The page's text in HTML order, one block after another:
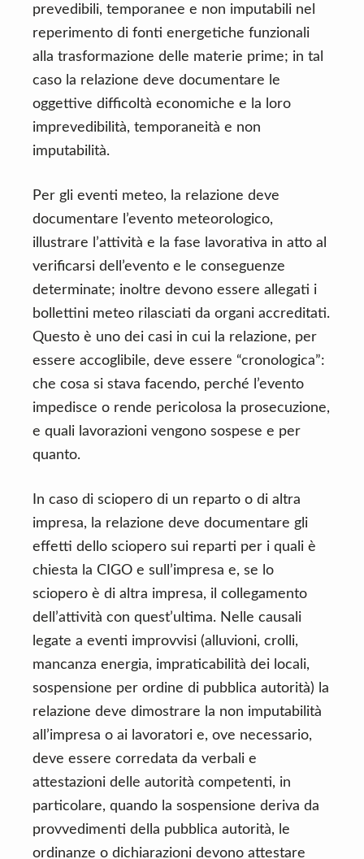
prevedibili, temporanee e non imputabili nel
reperimento di fonti energetiche funzionali
alla trasformazione delle materie prime; in tal
caso la relazione deve documentare le
oggettive difficoltà economiche e la loro
imprevedibilità, temporaneità e non
imputabilità.
Per gli eventi meteo, la relazione deve
documentare l’evento meteorologico,
illustrare l’attività e la fase lavorativa in atto al
verificarsi dell’evento e le conseguenze
determinate; inoltre devono essere allegati i
bollettini meteo rilasciati da organi accreditati.
Questo è uno dei casi in cui la relazione, per
essere accoglibile, deve essere “cronologica”:
che cosa si stava facendo, perché l’evento
impedisce o rende pericolosa la prosecuzione,
e quali lavorazioni vengono sospese e per
quanto.
In caso di sciopero di un reparto o di altra
impresa, la relazione deve documentare gli
effetti dello sciopero sui reparti per i quali è
chiesta la CIGO e sull’impresa e, se lo
sciopero è di altra impresa, il collegamento
dell’attività con quest’ultima. Nelle causali
legate a eventi improvvisi (alluvioni, crolli,
mancanza energia, impraticabilità dei locali,
sospensione per ordine di pubblica autorità) la
relazione deve dimostrare la non imputabilità
all’impresa o ai lavoratori e, ove necessario,
deve essere corredata da verbali e
attestazioni delle autorità competenti, in
particolare, quando la sospensione deriva da
provvedimenti della pubblica autorità, le
ordinanze o dichiarazioni devono attestare